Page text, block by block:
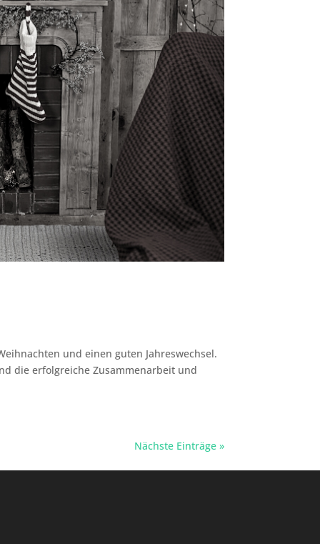
und einen guten Jahreswechsel.
die erfolgreiche Zusammenarbeit und
Nächste Einträge »